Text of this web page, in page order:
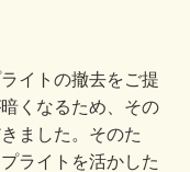
イトの撤去をご提
くなるため、その
ました。そのた
ライトを活かした